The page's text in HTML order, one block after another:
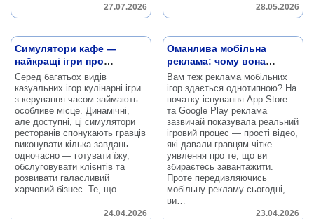
27.07.2026 28.05.2026
Симулятори кафе —
найкращі ігри про
керування часом
Серед багатьох видів
казуальних ігор кулінарні ігри
з керування часом займають
особливе місце. Динамічні,
але доступні, ці симулятори
ресторанів спонукають гравців
виконувати кілька завдань
одночасно — готувати їжу,
обслуговувати клієнтів та
розвивати галасливий
харчовий бізнес. Те, що…
24.04.2026
Оманлива мобільна
реклама: чому вона
працює
Вам теж реклама мобільних
ігор здається однотипною? На
початку існування App Store
та Google Play реклама
зазвичай показувала реальний
ігровий процес — прості відео,
які давали гравцям чітке
уявлення про те, що ви
збираєтесь завантажити.
Проте передивляючись
мобільну рекламу сьогодні,
ви…
23.04.2026